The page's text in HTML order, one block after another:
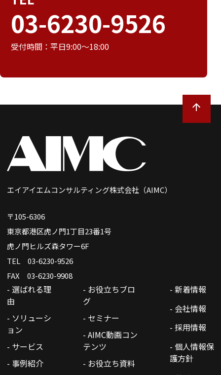
03-6230-9526
受付時間：平日9:00～18:00
エイアイエムコンサルティング株式会社（AIMC）
〒105-6306
東京都港区虎ノ門1丁目23番1号
虎ノ門ヒルズ森タワー6F
TEL 03-6230-9526
FAX 03-6230-9908
- 選ばれる理
由
- ソリューシ
ョン
- サービス
- 事例紹介
- お役立ちブロ
グ
- セミナー
- AIMC動画コン
テンツ
- お役立ち資料
- 新着情報
- 会社情報
- 採用情報
- 個人情報保
護方針